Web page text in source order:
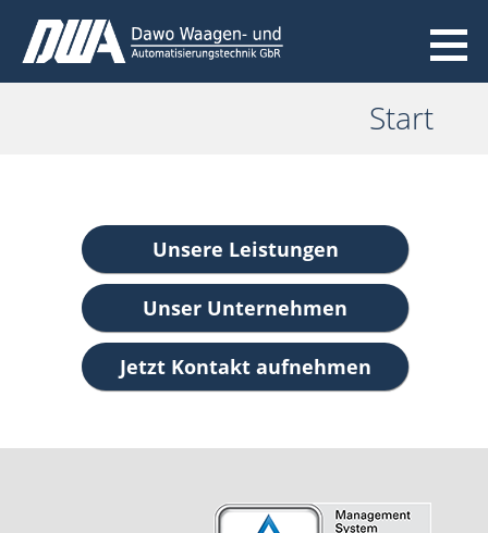
Inhalt
Dawo Waagen- und
Automatisierungstechnik GbRStart
Unsere Leistungen
Unser Unternehmen
Jetzt Kontakt aufnehmen